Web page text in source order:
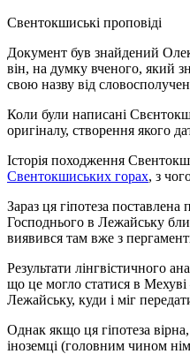
Свентокшиські проповіді
Документ був знайдений
він, на думку вченого, який
свою назву від
Коли були написані
оригіналу, створення якого
Історія походження
Свентокшиських горах, з
Зараз ця гіпотеза
Господнього в Лежайську
виявився там вже з
Результати лінгвістичного
що це могло статися в Мехуві
Лежайську, куди і міг
Однак якщо ця гіпотеза
іноземці (головним чином